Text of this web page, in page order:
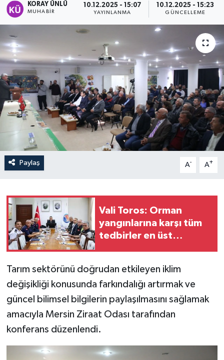
KORAY ÜNLÜ
MUHABİR
10.12.2025 - 15:07
YAYINLANMA
10.12.2025 - 15:23
GÜNCELLEME
Paylaş A- A+
Vali Toros: Orman
yangınlarına karşı tüm
tedbirler en üst
Tarım sektörünü doğrudan etkileyen iklim
değişikliği konusunda farkındalığı artırmak ve
güncel bilimsel bilgilerin paylaşılmasını sağlamak
amacıyla Mersin Ziraat Odası tarafından
konferans düzenlendi.